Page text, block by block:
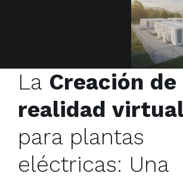
Tours Virtuales
Blog
Contacto
La Creación de
realidad
para plantas
eléctricas: Una